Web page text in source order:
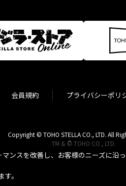
会員規約 プライバシーポリ
Copyright © TOHO STELLA CO., LTD. All
TM & © TOHO CO., LTD.
ンスを改善し、お客様のニーズに
。